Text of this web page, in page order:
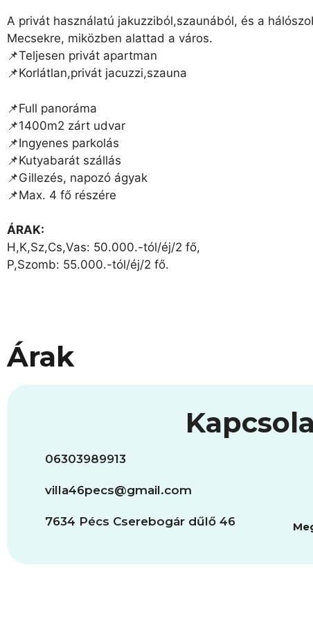
A privát használatú jakuzziból,szaunából, és a
Mecsekre, miközben alattad a város.
📌Teljesen privát apartman
📌Korlátlan,privát jacuzzi,szauna
📌Full panoráma
📌1400m2 zárt udvar
📌Ingyenes parkolás
📌Kutyabarát szállás
📌Gillezés, napozó ágyak
📌Max. 4 fő részére
ÁRAK:
H,K,Sz,Cs,Vas: 50.000.-tól/éj/2 fő,
P,Szomb: 55.000.-tól/éj/2 fő.
Árak
06303989913
villa46pecs@gmail.com
7634 Pécs Cserebogár dűlő 46